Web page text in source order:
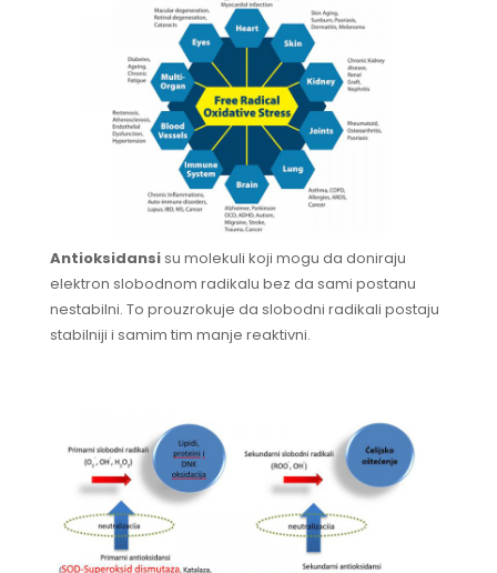
Antioksidansisu molekuli koji mogu da doniraju
elektron slobodnom radikalu bez da sami postanu
nestabilni. To prouzrokuje da slobodni radikali postaju
stabilniji i samim tim manje reaktivni.